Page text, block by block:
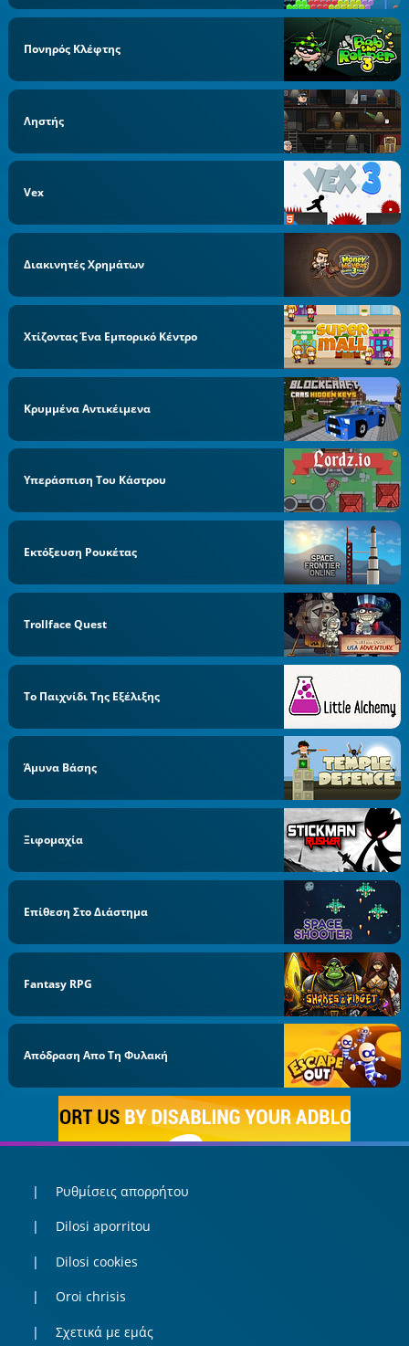
Πονηρός Κλέφτης
Ληστής
Vex
Διακινητές Χρημάτων
Χτίζοντας Ένα Εμπορικό Κέντρο
Κρυμμένα Αντικέιμενα
Υπεράσπιση Του Κάστρου
Εκτόξευση Ρουκέτας
Trollface Quest
Το Παιχνίδι Της Εξέλιξης
Άμυνα Βάσης
Ξιφομαχία
Επίθεση Στο Διάστημα
Fantasy RPG
Απόδραση Απο Τη Φυλακή
Ρυθμίσεις απορρήτου
Dilosi aporritou
Dilosi cookies
Oroi chrisis
Σχετικά με εμάς